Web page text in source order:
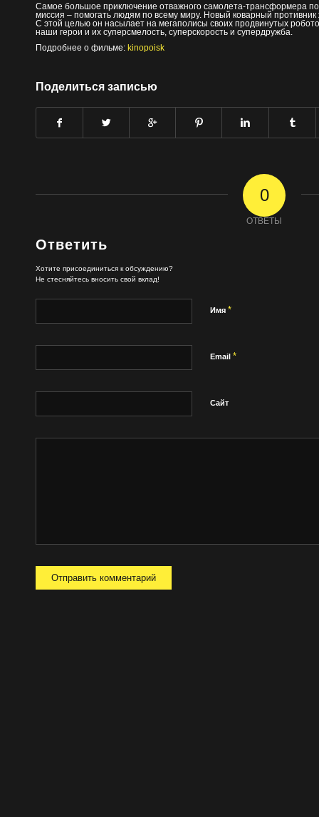
Самое большое приключение отважного самолета-трансформера
миссия – помогать людям по всему миру. Новый коварный
С этой целью он насылает на мегаполисы своих продвинутых
наши герои и их суперсмелость, суперскорость и супердружба.
Подробнее о фильме: kinopoisk
Поделиться записью
0
ОТВЕТЫ
Ответить
Хотите присоединиться к обсуждению?
Не стесняйтесь вносить свой вклад!
Имя *
Email *
Сайт